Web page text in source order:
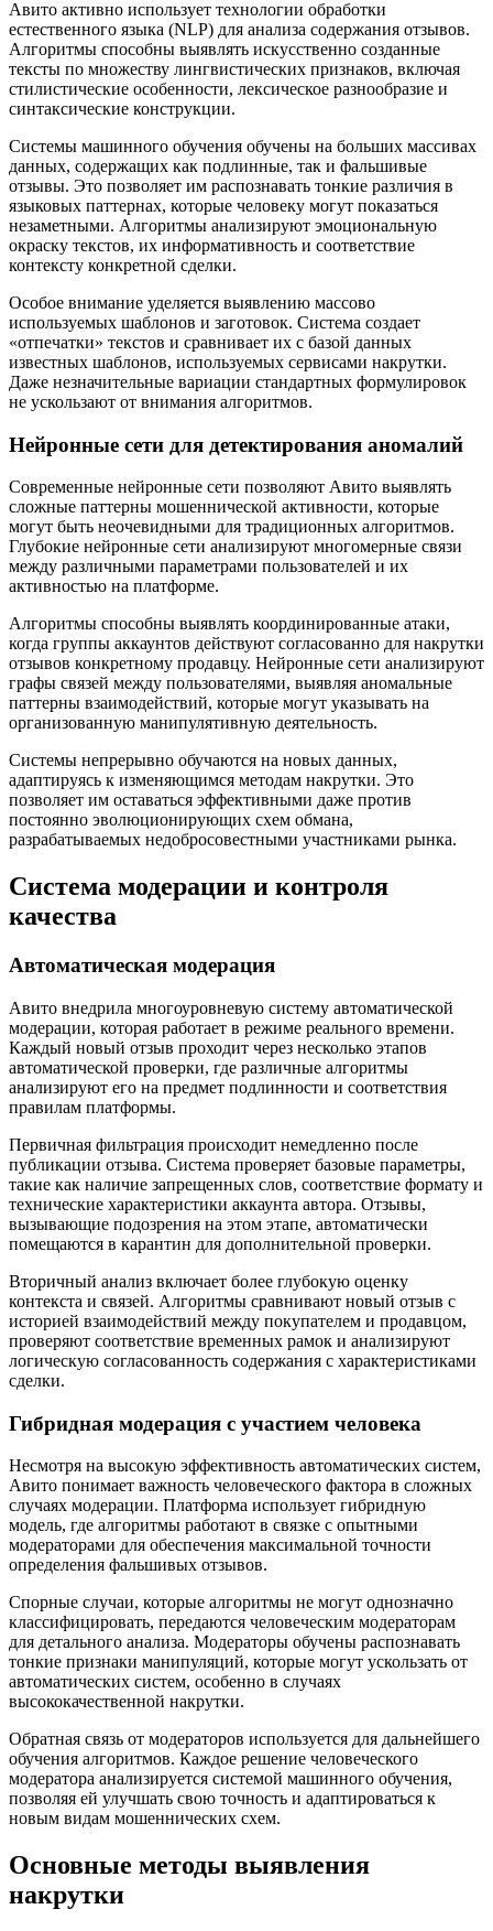
Авито активно использует технологии обработки
естественного языка (NLP) для анализа содержания отзывов.
Алгоритмы способны выявлять искусственно созданные
тексты по множеству лингвистических признаков, включая
стилистические особенности, лексическое разнообразие и
синтаксические конструкции.
Системы машинного обучения обучены на больших массивах
данных, содержащих как подлинные, так и фальшивые
отзывы. Это позволяет им распознавать тонкие различия в
языковых паттернах, которые человеку могут показаться
незаметными. Алгоритмы анализируют эмоциональную
окраску текстов, их информативность и соответствие
контексту конкретной сделки.
Особое внимание уделяется выявлению массово
используемых шаблонов и заготовок. Система создает
«отпечатки» текстов и сравнивает их с базой данных
известных шаблонов, используемых сервисами накрутки.
Даже незначительные вариации стандартных формулировок
не ускользают от внимания алгоритмов.
Нейронные сети для детектирования аномалий
Современные нейронные сети позволяют Авито выявлять
сложные паттерны мошеннической активности, которые
могут быть неочевидными для традиционных алгоритмов.
Глубокие нейронные сети анализируют многомерные связи
между различными параметрами пользователей и их
активностью на платформе.
Алгоритмы способны выявлять координированные атаки,
когда группы аккаунтов действуют согласованно для накрутки
отзывов конкретному продавцу. Нейронные сети анализируют
графы связей между пользователями, выявляя аномальные
паттерны взаимодействий, которые могут указывать на
организованную манипулятивную деятельность.
Системы непрерывно обучаются на новых данных,
адаптируясь к изменяющимся методам накрутки. Это
позволяет им оставаться эффективными даже против
постоянно эволюционирующих схем обмана,
разрабатываемых недобросовестными участниками рынка.
Система модерации и контроля
качества
Автоматическая модерация
Авито внедрила многоуровневую систему автоматической
модерации, которая работает в режиме реального времени.
Каждый новый отзыв проходит через несколько этапов
автоматической проверки, где различные алгоритмы
анализируют его на предмет подлинности и соответствия
правилам платформы.
Первичная фильтрация происходит немедленно после
публикации отзыва. Система проверяет базовые параметры,
такие как наличие запрещенных слов, соответствие формату и
технические характеристики аккаунта автора. Отзывы,
вызывающие подозрения на этом этапе, автоматически
помещаются в карантин для дополнительной проверки.
Вторичный анализ включает более глубокую оценку
контекста и связей. Алгоритмы сравнивают новый отзыв с
историей взаимодействий между покупателем и продавцом,
проверяют соответствие временных рамок и анализируют
логическую согласованность содержания с характеристиками
сделки.
Гибридная модерация с участием человека
Несмотря на высокую эффективность автоматических систем,
Авито понимает важность человеческого фактора в сложных
случаях модерации. Платформа использует гибридную
модель, где алгоритмы работают в связке с опытными
модераторами для обеспечения максимальной точности
определения фальшивых отзывов.
Спорные случаи, которые алгоритмы не могут однозначно
классифицировать, передаются человеческим модераторам
для детального анализа. Модераторы обучены распознавать
тонкие признаки манипуляций, которые могут ускользать от
автоматических систем, особенно в случаях
высококачественной накрутки.
Обратная связь от модераторов используется для дальнейшего
обучения алгоритмов. Каждое решение человеческого
модератора анализируется системой машинного обучения,
позволяя ей улучшать свою точность и адаптироваться к
новым видам мошеннических схем.
Основные методы выявления
накрутки